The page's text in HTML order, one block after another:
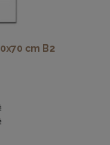
plakaty, obrazy w
cm B2